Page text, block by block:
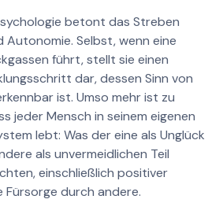
betont das Streben
Autonomie. Selbst, wenn eine
führt, stellt sie einen
dar, dessen Sinn von
ist. Umso mehr ist zu
jeder Mensch in seinem eigenen
lebt: Was der eine als Unglück
als unvermeidlichen Teil
einschließlich positiver
Fürsorge durch andere.